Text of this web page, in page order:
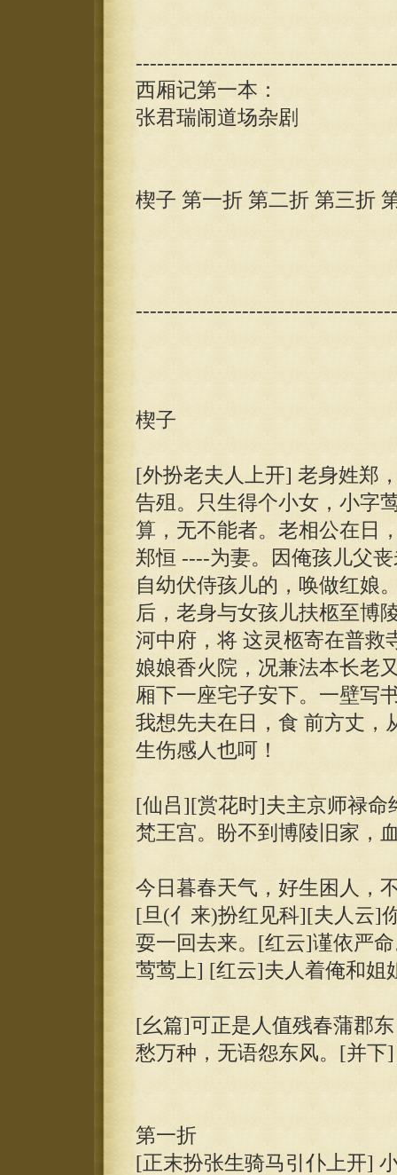
西厢记第一本：
张君瑞闹道场杂剧
楔子 第一折 第二折 第三折
楔子
[外扮老夫人上开] 老身姓郑
告殂。只生得个小女，小字
算，无不能者。老相公在日
郑恒 ----为妻。因俺孩儿父
自幼伏侍孩儿的，唤做红娘
后，老身与女孩儿扶柩至博
河中府，将 这灵柩寄在普救
娘娘香火院，况兼法本长老
厢下一座宅子安下。一壁写
我想先夫在日，食 前方丈，
生伤感人也呵！
[仙吕][赏花时]夫主京师禄命
梵王宫。盼不到博陵旧家，
今日暮春天气，好生困人，
[旦(亻来)扮红见科][夫人云]
耍一回去来。[红云]谨依严
莺莺上] [红云]夫人着俺和姐
[幺篇]可正是人值残春蒲郡
愁万种，无语怨东风。[并下]
第一折
[正末扮张生骑马引仆上开]